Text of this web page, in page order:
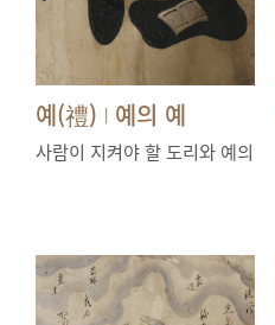
예(禮) | 예의 예
사람이 지켜야 할 도리와 예의